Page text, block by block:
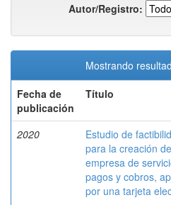
Autor/Registro:
Mostrando
Fecha de
publicación
Título
2020
Estudio de
para la creación
empresa de
pagos y cobros,
por una tarjeta